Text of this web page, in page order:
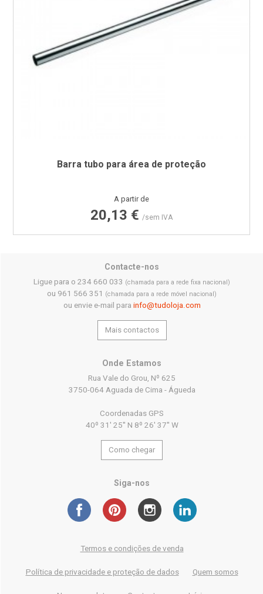
Barra tubo para área de proteção
Preço
A partir de
20,13 € /sem IVA
Contacte-nos
Ligue para o 234 660 033 (chamada para a rede fixa nacional)
ou 961 566 351 (chamada para a rede móvel nacional)
ou envie e-mail para info@tudoloja.com
Mais contactos
Onde Estamos
Rua Vale do Grou, Nº 625
3750-064 Aguada de Cima - Águeda
Coordenadas GPS
40º 31' 25'' N 8º 26' 37'' W
Como chegar
Siga-nos
Termos e condições de venda
Política de privacidade e proteção de dados Quem somos